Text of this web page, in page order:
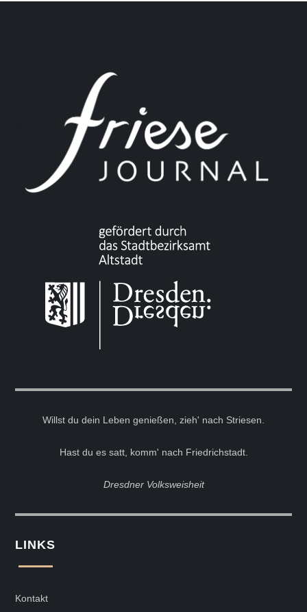
Willst du dein Leben genießen, zieh' nach Striesen.
Hast du es satt, komm' nach Friedrichstadt.
Dresdner Volksweisheit
LINKS
Kontakt